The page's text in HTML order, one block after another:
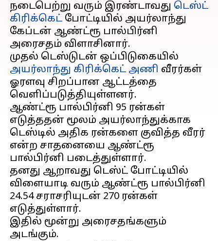
நடைபெற்று வரும் இரண்டாவது டெஸ்ட்
கிரிக்கெட் போட்டியில் அயர்லாந்து
கேப்டன் ஆண்ட்ரூ பால்பிர்னி
அரைசதம் விளாசினார்.
முதல் டெஸ்டுடன் ஒப்பிடுகையில்
அயர்லாந்து கிரிக்கெட் அணி வீரர்கள்
ஓரளவு சிறப்பான ஆட்டத்தை
வெளிப்படுத்தியுள்ளனர்.
ஆண்ட்ரூ பால்பிர்னி 95 ரன்கள்
எடுத்ததன் மூலம் அயர்லாந்துக்காக
டெஸ்டில் அதிக ரன்களை குவித்த வீரர்
என்ற சாதனையை ஆண்ட்ரூ
பால்பிர்னி படைத்துள்ளார்.
தனது ஆறாவது டெஸ்ட் போட்டியில்
விளையாடி வரும் ஆண்ட்ரூ பால்பிர்னி
24.54 சராசரியுடன் 270 ரன்கள்
எடுத்துள்ளார்.
இதில் மூன்று அரைசதங்களும்
அடங்கும்.